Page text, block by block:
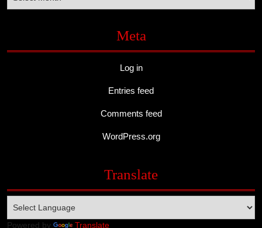
Meta
Log in
Entries feed
Comments feed
WordPress.org
Translate
Powered by Translate